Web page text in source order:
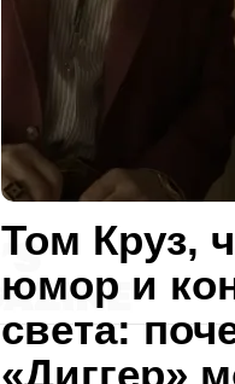
Том Круз,
юмор и
света:
«Диггер»